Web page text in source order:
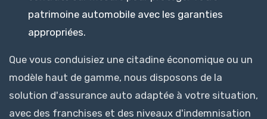
patrimoine automobile avec les garanties
appropriées.
Que vous conduisiez une citadine économique ou un
modèle haut de gamme, nous disposons de la
solution d'assurance auto adaptée à votre situation,
avec des franchises et des niveaux d'indemnisation